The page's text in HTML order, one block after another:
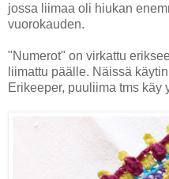
jossa liimaa oli hiukan
vuorokauden.
"Numerot" on virkattu
liimattu päälle. Näissä
Erikeeper, puuliima tms käy